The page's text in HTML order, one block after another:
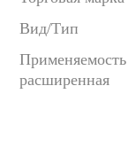
Вид/Тип
Применяемость
расширенная